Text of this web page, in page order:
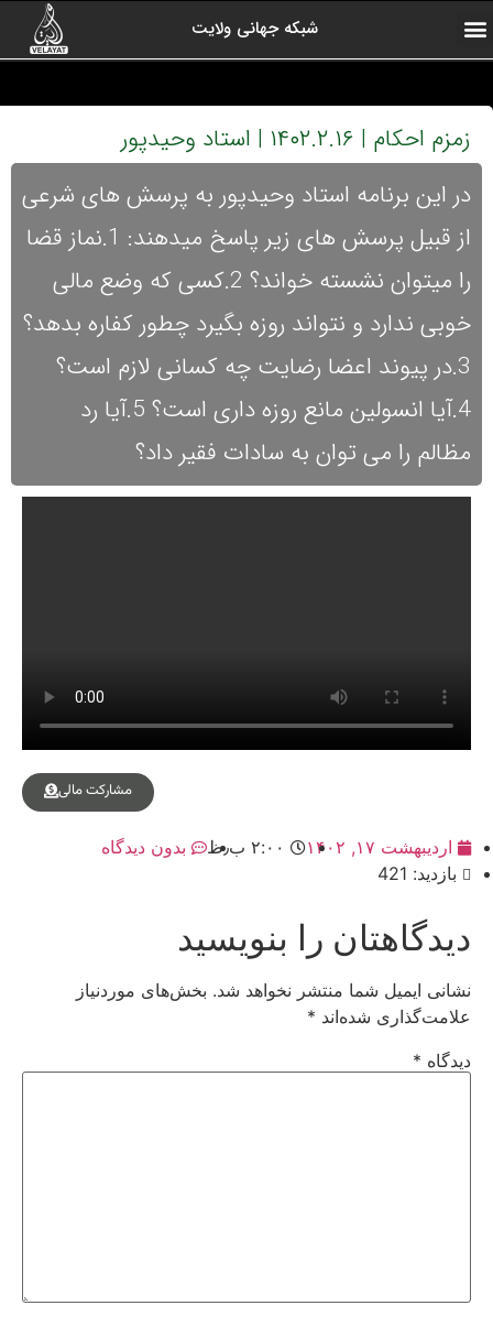
شبکه جهانی ولایت
زمزم احکام | ۱۴۰۲.۲.۱۶ | استاد وحیدپور
در این برنامه استاد وحیدپور به پرسش های شرعی
از قبیل پرسش های زیر پاسخ میدهند: 1.نماز قضا
را میتوان نشسته خواند؟ 2.کسی که وضع مالی
خوبی ندارد و نتواند روزه بگیرد چطور کفاره بدهد؟
3.در پیوند اعضا رضایت چه کسانی لازم است؟
4.آیا انسولین مانع روزه داری است؟ 5.آیا رد
مظالم را می توان به سادات فقیر داد؟
مشارکت مالی
اردیبهشت ۱۷, ۱۴۰۲ ۲:۰۰ ب٫ظ
بدون دیدگاه
بازدید: 421
دیدگاهتان را بنویسید
نشانی ایمیل شما منتشر نخواهد شد. بخش‌های موردنیاز
علامت‌گذاری شده‌اند *
دیدگاه *